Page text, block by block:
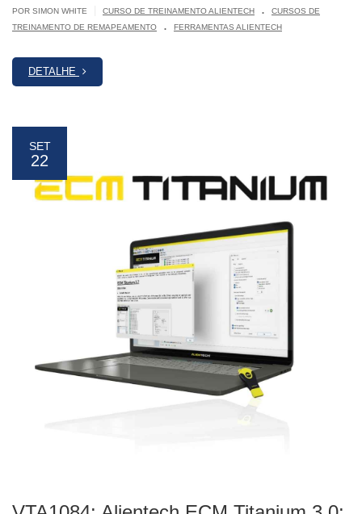
POR SIMON WHITE CURSO DE TREINAMENTO ALIENTECH .
CURSOS DE
TREINAMENTO DE REMAPEAMENTO
. FERRAMENTAS ALIENTECH
DETALHE
SET
22